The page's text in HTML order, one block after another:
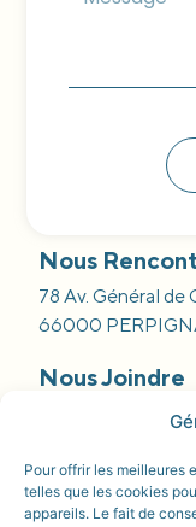
Pour offrir les meilleures
telles que les cookies
appareils. Le fait de
Nous
78 Av. Général de
66000
Nous Joindre